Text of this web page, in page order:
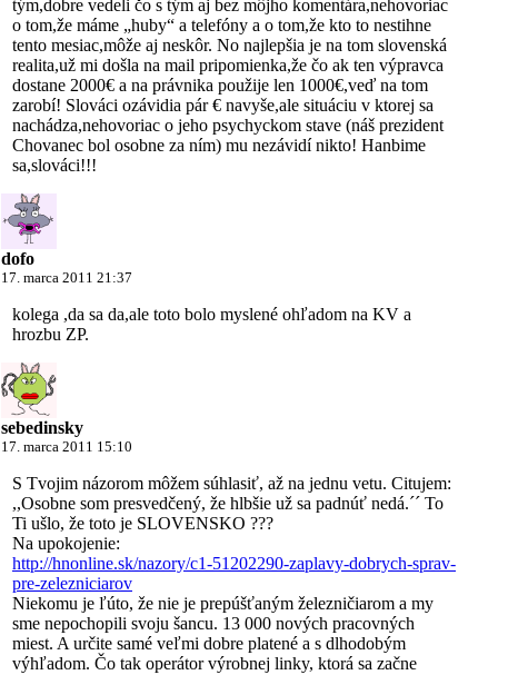
tým,dobre vedeli čo s tým aj bez môjho komentára,nehovoriac
o tom,že máme „huby“ a telefóny a o tom,že kto to nestihne
tento mesiac,môže aj neskôr. No najlepšia je na tom slovenská
realita,už mi došla na mail pripomienka,že čo ak ten výpravca
dostane 2000€ a na právnika použije len 1000€,veď na tom
zarobí! Slováci ozávidia pár € navyše,ale situáciu v ktorej sa
nachádza,nehovoriac o jeho psychyckom stave (náš prezident
Chovanec bol osobne za ním) mu nezávidí nikto! Hanbime
sa,slováci!!!
dofo
17. marca 2011 21:37
kolega ,da sa da,ale toto bolo myslené ohľadom na KV a
hrozbu ZP.
sebedinsky
17. marca 2011 15:10
S Tvojim názorom môžem súhlasiť, až na jednu vetu. Citujem:
,,Osobne som presvedčený, že hlbšie už sa padnúť nedá.´´ To
Ti ušlo, že toto je SLOVENSKO ???
Na upokojenie:
http://hnonline.sk/nazory/c1-51202290-zaplavy-dobrych-sprav-
pre-zelezniciarov
Niekomu je ľúto, že nie je prepúšťaným železničiarom a my
sme nepochopili svoju šancu. 13 000 nových pracovných
miest. A určite samé veľmi dobre platené a s dlhodobým
výhľadom. Čo tak operátor výrobnej linky, ktorá sa začne